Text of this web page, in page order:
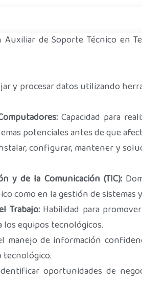
de Soporte Técnico en
y procesar datos utilizando
Capacidad para
potenciales antes de que
configurar, mantener y
y de la Comunicación (TIC):
como en la gestión de sistemas
Trabajo:Habilidad para
equipos tecnológicos.
de información
tecnológico.
oportunidades de